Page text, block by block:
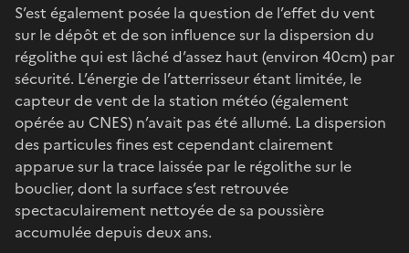
S’est également posée la question de l’effet du vent
sur le dépôt et de son influence sur la dispersion du
régolithe qui est lâché d’assez haut (environ 40cm) par
sécurité. L’énergie de l’atterrisseur étant limitée, le
capteur de vent de la station météo (également
opérée au CNES) n’avait pas été allumé. La dispersion
des particules fines est cependant clairement
apparue sur la trace laissée par le régolithe sur le
bouclier, dont la surface s’est retrouvée
spectaculairement nettoyée de sa poussière
accumulée depuis deux ans.